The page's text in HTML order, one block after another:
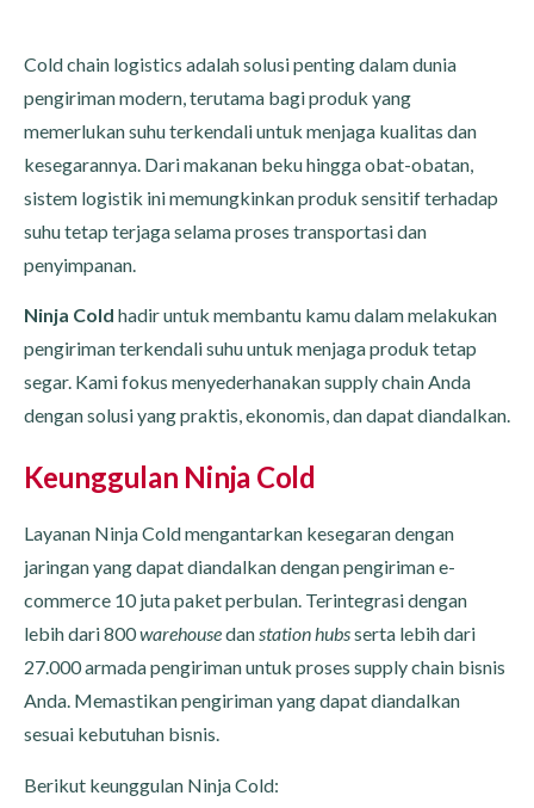
Cold chain logistics adalah solusi penting dalam dunia
pengiriman modern, terutama bagi produk yang
memerlukan suhu terkendali untuk menjaga kualitas dan
kesegarannya. Dari makanan beku hingga obat-obatan,
sistem logistik ini memungkinkan produk sensitif terhadap
suhu tetap terjaga selama proses transportasi dan
penyimpanan.
Ninja Cold hadir untuk membantu kamu dalam melakukan
pengiriman terkendali suhu untuk menjaga produk tetap
segar. Kami fokus menyederhanakan supply chain Anda
dengan solusi yang praktis, ekonomis, dan dapat diandalkan.
Keunggulan Ninja Cold
Layanan Ninja Cold mengantarkan kesegaran dengan
jaringan yang dapat diandalkan dengan pengiriman e-
commerce 10 juta paket perbulan. Terintegrasi dengan
lebih dari 800warehousedanstation hubsserta lebih dari
27.000 armada pengiriman untuk proses supply chain bisnis
Anda. Memastikan pengiriman yang dapat diandalkan
sesuai kebutuhan bisnis.
Berikut keunggulan Ninja Cold: